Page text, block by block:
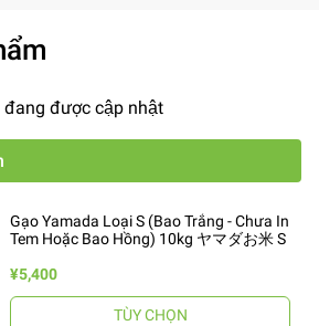
được cập nhật
Gạo Yamada Loại S (Bao Trắng - Chưa In
Tem Hoặc Bao Hồng) 10kg ヤマダお米 S
¥5,400
TÙY CHỌN